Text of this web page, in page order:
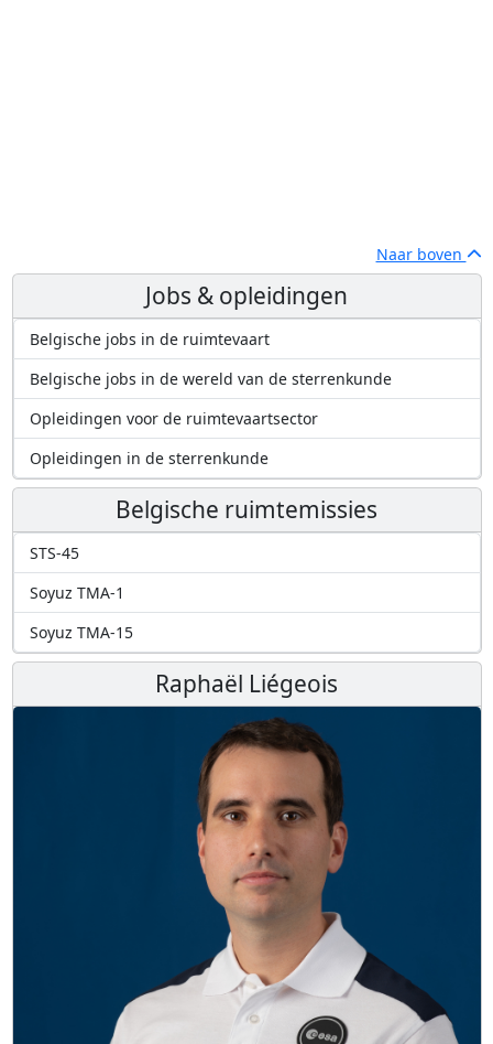
Naar boven
Jobs & opleidingen
Belgische jobs in de ruimtevaart
Belgische jobs in de wereld van de sterrenkunde
Opleidingen voor de ruimtevaartsector
Opleidingen in de sterrenkunde
Belgische ruimtemissies
STS-45
Soyuz TMA-1
Soyuz TMA-15
Raphaël Liégeois